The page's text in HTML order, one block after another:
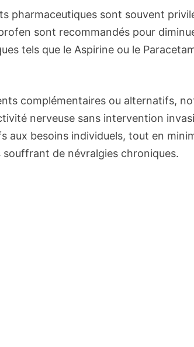
pharmaceutiques sont souvent
sont recommandés pour
tels que le Aspirine ou le
complémentaires ou alternatifs,
nerveuse sans intervention
aux besoins individuels, tout en
souffrant de névralgies chroniques.